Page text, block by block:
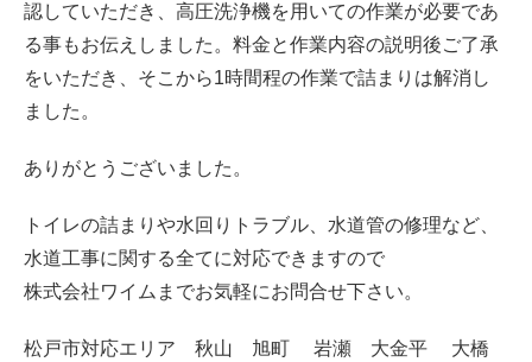
認していただき、高圧洗浄機を用いての作業が必要であ
る事もお伝えしました。料金と作業内容の説明後ご了承
をいただき、そこから1時間程の作業で詰まりは解消し
ました。
ありがとうございました。
トイレの詰まりや水回りトラブル、水道管の修理など、
水道工事に関する全てに対応できますので
株式会社ワイムまでお気軽にお問合せ下さい。
松戸市対応エリア 秋山 旭町 岩瀬 大金平 大橋